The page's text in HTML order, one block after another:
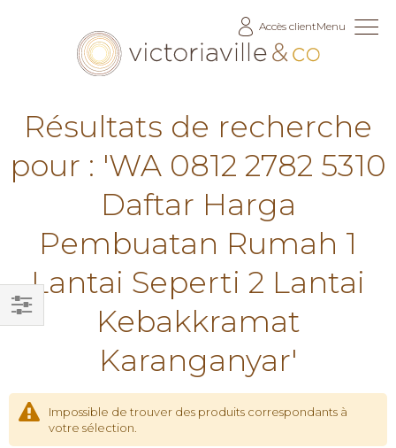
Accès clientMenu
Résultats de recherche
pour : 'WA 0812 2782 5310
Daftar Harga
Pembuatan Rumah 1
Lantai Seperti 2 Lantai
Kebakkramat
Karanganyar'
Impossible de trouver des produits correspondants à
votre sélection.
Filtrer